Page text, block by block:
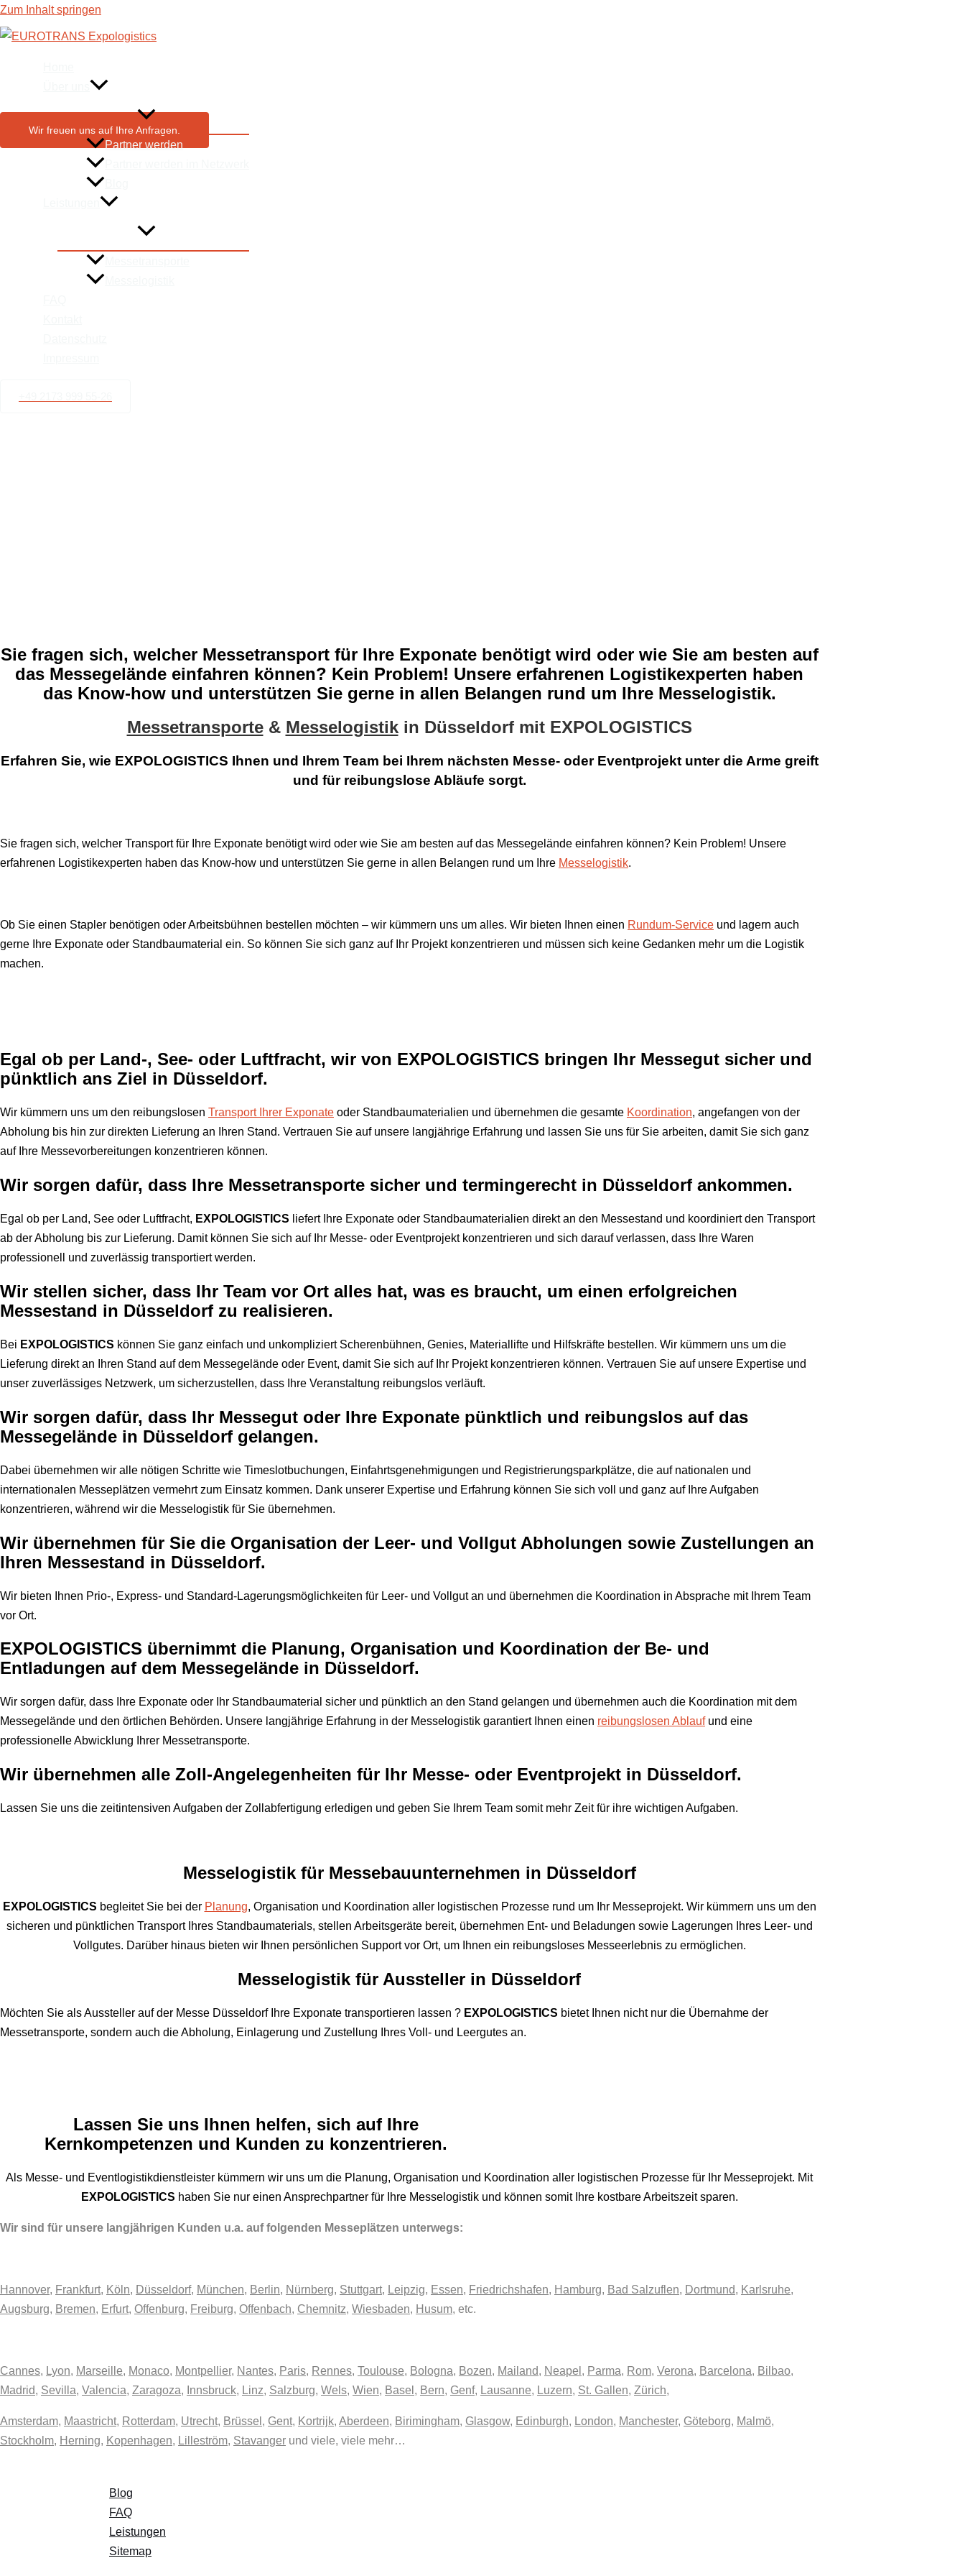
Zum Inhalt springen
Partner werden
Messetransporte & Messelogistik in Düsseldorf
Wir freuen uns auf Ihre Anfragen.
Sie fragen sich, welcher Messetransport für Ihre Exponate benötigt wird oder wie Sie am besten auf
das Messegelände einfahren können? Kein Problem! Unsere erfahrenen Logistikexperten haben
das Know-how und unterstützen Sie gerne in allen Belangen rund um Ihre Messelogistik.
Messetransporte& Messelogistikin Düsseldorf mit EXPOLOGISTICS
Erfahren Sie, wie EXPOLOGISTICS Ihnen und Ihrem Team bei Ihrem nächsten Messe- oder Eventprojekt unter die Arme greift
und für reibungslose Abläufe sorgt.
Sie fragen sich, welcher Transport für Ihre Exponate benötigt wird oder wie Sie am besten auf das Messegelände einfahren können? Kein Problem! Unsere
erfahrenen Logistikexperten haben das Know-how und unterstützen Sie gerne in allen Belangen rund um Ihre Messelogistik.
Ob Sie einen Stapler benötigen oder Arbeitsbühnen bestellen möchten – wir kümmern uns um alles. Wir bieten Ihnen einen Rundum-Service und lagern auch
gerne Ihre Exponate oder Standbaumaterial ein. So können Sie sich ganz auf Ihr Projekt konzentrieren und müssen sich keine Gedanken mehr um die Logistik
machen.
Egal ob per Land-, See- oder Luftfracht, wir von EXPOLOGISTICS bringen Ihr Messegut sicher und
pünktlich ans Ziel in Düsseldorf.
Wir kümmern uns um den reibungslosen Transport Ihrer Exponate oder Standbaumaterialien und übernehmen die gesamte Koordination, angefangen von der
Abholung bis hin zur direkten Lieferung an Ihren Stand. Vertrauen Sie auf unsere langjährige Erfahrung und lassen Sie uns für Sie arbeiten, damit Sie sich ganz
auf Ihre Messevorbereitungen konzentrieren können.
Wir sorgen dafür, dass Ihre Messetransporte sicher und termingerecht in Düsseldorf ankommen.
Egal ob per Land, See oder Luftfracht, EXPOLOGISTICS liefert Ihre Exponate oder Standbaumaterialien direkt an den Messestand und koordiniert den Transport
ab der Abholung bis zur Lieferung. Damit können Sie sich auf Ihr Messe- oder Eventprojekt konzentrieren und sich darauf verlassen, dass Ihre Waren
professionell und zuverlässig transportiert werden.
Wir stellen sicher, dass Ihr Team vor Ort alles hat, was es braucht, um einen erfolgreichen
Messestand in Düsseldorf zu realisieren.
Bei EXPOLOGISTICS können Sie ganz einfach und unkompliziert Scherenbühnen, Genies, Materiallifte und Hilfskräfte bestellen. Wir kümmern uns um die
Lieferung direkt an Ihren Stand auf dem Messegelände oder Event, damit Sie sich auf Ihr Projekt konzentrieren können. Vertrauen Sie auf unsere Expertise und
unser zuverlässiges Netzwerk, um sicherzustellen, dass Ihre Veranstaltung reibungslos verläuft.
Wir sorgen dafür, dass Ihr Messegut oder Ihre Exponate pünktlich und reibungslos auf das
Messegelände in Düsseldorf gelangen.
Dabei übernehmen wir alle nötigen Schritte wie Timeslotbuchungen, Einfahrtsgenehmigungen und Registrierungsparkplätze, die auf nationalen und
internationalen Messeplätzen vermehrt zum Einsatz kommen. Dank unserer Expertise und Erfahrung können Sie sich voll und ganz auf Ihre Aufgaben
konzentrieren, während wir die Messelogistik für Sie übernehmen.
Wir übernehmen für Sie die Organisation der Leer- und Vollgut Abholungen sowie Zustellungen an
Ihren Messestand in Düsseldorf.
Wir bieten Ihnen Prio-, Express- und Standard-Lagerungsmöglichkeiten für Leer- und Vollgut an und übernehmen die Koordination in Absprache mit Ihrem Team
vor Ort.
EXPOLOGISTICS übernimmt die Planung, Organisation und Koordination der Be- und
Entladungen auf dem Messegelände in Düsseldorf.
Wir sorgen dafür, dass Ihre Exponate oder Ihr Standbaumaterial sicher und pünktlich an den Stand gelangen und übernehmen auch die Koordination mit dem
Messegelände und den örtlichen Behörden. Unsere langjährige Erfahrung in der Messelogistik garantiert Ihnen einen reibungslosen Ablaufund eine
professionelle Abwicklung Ihrer Messetransporte.
Wir übernehmen alle Zoll-Angelegenheiten für Ihr Messe- oder Eventprojekt in Düsseldorf.
Lassen Sie uns die zeitintensiven Aufgaben der Zollabfertigung erledigen und geben Sie Ihrem Team somit mehr Zeit für ihre wichtigen Aufgaben.
Messelogistik für Messebauunternehmen in Düsseldorf
EXPOLOGISTICS begleitet Sie bei der Planung, Organisation und Koordination aller logistischen Prozesse rund um Ihr Messeprojekt. Wir kümmern uns um den
sicheren und pünktlichen Transport Ihres Standbaumaterials, stellen Arbeitsgeräte bereit, übernehmen Ent- und Beladungen sowie Lagerungen Ihres Leer- und
Vollgutes. Darüber hinaus bieten wir Ihnen persönlichen Support vor Ort, um Ihnen ein reibungsloses Messeerlebnis zu ermöglichen.
Messelogistik für Aussteller in Düsseldorf
Möchten Sie als Aussteller auf der Messe Düsseldorf Ihre Exponate transportieren lassen ? EXPOLOGISTICS bietet Ihnen nicht nur die Übernahme der
Messetransporte, sondern auch die Abholung, Einlagerung und Zustellung Ihres Voll- und Leergutes an.
Lassen Sie uns Ihnen helfen, sich auf Ihre
Kernkompetenzen und Kunden zu konzentrieren.
Als Messe- und Eventlogistikdienstleister kümmern wir uns um die Planung, Organisation und Koordination aller logistischen Prozesse für Ihr Messeprojekt. Mit
EXPOLOGISTICS haben Sie nur einen Ansprechpartner für Ihre Messelogistik und können somit Ihre kostbare Arbeitszeit sparen.
Wir sind für unsere langjährigen Kunden u.a. auf folgenden Messeplätzen unterwegs:
Hannover, Frankfurt, Köln, Düsseldorf, München, Berlin, Nürnberg, Stuttgart, Leipzig, Essen, Friedrichshafen, Hamburg, Bad Salzuflen, Dortmund, Karlsruhe,
Augsburg, Bremen, Erfurt, Offenburg, Freiburg, Offenbach, Chemnitz, Wiesbaden, Husum, etc.
Cannes, Lyon, Marseille, Monaco, Montpellier, Nantes, Paris, Rennes, Toulouse, Bologna, Bozen, Mailand, Neapel , Parma, Rom, Verona, Barcelona, Bilbao,
Madrid, Sevilla, Valencia, Zaragoza, Innsbruck, Linz, Salzburg, Wels, Wien, Basel , Bern, Genf, Lausanne, Luzern, St. Gallen, Zürich,
Amsterdam, Maastricht, Rotterdam, Utrecht, Brüssel , Gent, Kortrijk, Aberdeen, Birimingham, Glasgow, Edinburgh, London, Manchester, Göteborg, Malmö,
Stockholm, Herning, Kopenhagen, Lilleström, Stavanger und viele, viele mehr…
Blog
FAQ
Leistungen
Sitemap